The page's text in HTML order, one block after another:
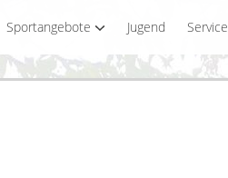
Sportangebote Jugend Service